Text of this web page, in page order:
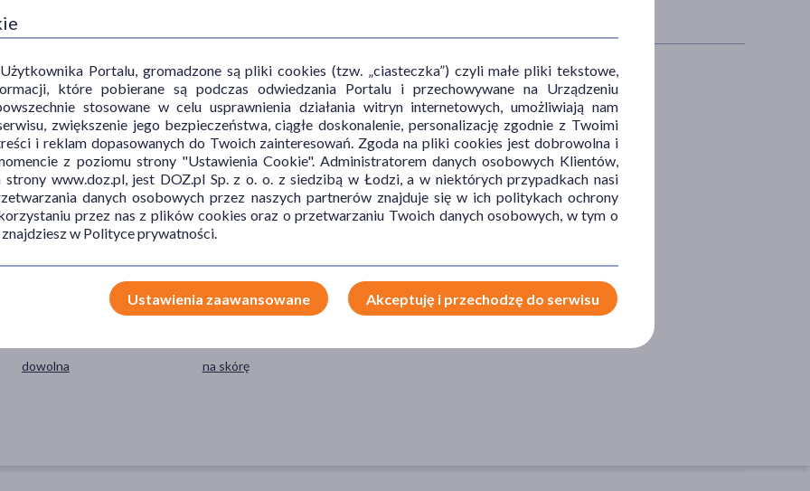
TYP PRODUKTU
Kosmetyk olejek
DZIAŁANIE/WŁAŚCIWOŚCI
antyseptyczne
aromaterapeutyczne
dezynfekujące
łagodzące
PROBLEM
trądzik
dowolna na skórę
Portalu, gromadzone są pliki cookies (tzw. „ciasteczka”) czyli małe pliki tekstowe,
które pobierane są podczas odwiedzania Portalu i przechowywane na Urządzeniu
stosowane w celu usprawnienia działania witryn internetowych, umożliwiają nam
zwiększenie jego bezpieczeństwa, ciągłe doskonalenie, personalizację zgodnie z Twoimi
i reklam dopasowanych do Twoich zainteresowań. Zgoda na pliki cookies jest dobrowolna i
z poziomu strony "Ustawienia Cookie". Administratorem danych osobowych Klientów,
www.doz.pl, jest DOZ.pl Sp. z o. o. z siedzibą w Łodzi, a w niektórych przypadkach nasi
danych osobowych przez naszych partnerów znajduje się w ich politykach ochrony
przez nas z plików cookies oraz o przetwarzaniu Twoich danych osobowych, w tym o
w Polityce prywatności.
Ustawienia zaawansowane Akceptuję i przechodzę do serwisu